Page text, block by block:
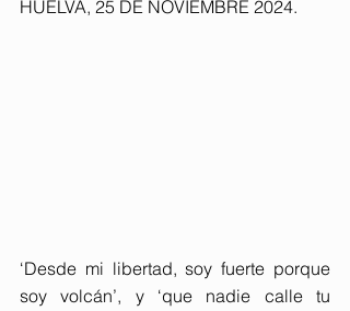
HUELVA, 25 DE NOVIEMBRE 2024.
‘Desde mi libertad, soy fuerte porque
soy volcán’, y ‘que nadie calle tu